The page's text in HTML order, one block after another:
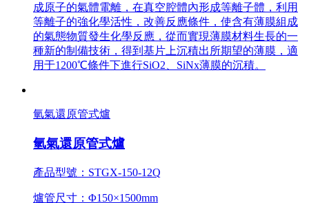
成原子的氣體電離，在真空腔體內形成等離子體，利用
等離子的強化學活性，改善反應條件，使含有薄膜組成
的氣態物質發生化學反應，從而實現薄膜材料生長的一
種新的制備技術，得到基片上沉積出所期望的薄膜，適
用于1200℃條件下進行SiO2、SiNx薄膜的沉積。
氫氣還原管式爐
氫氣還原管式爐
產品型號：STGX-150-12Q
爐管尺寸：Φ150×1500mm